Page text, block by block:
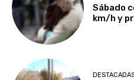
Sábado
km/h y